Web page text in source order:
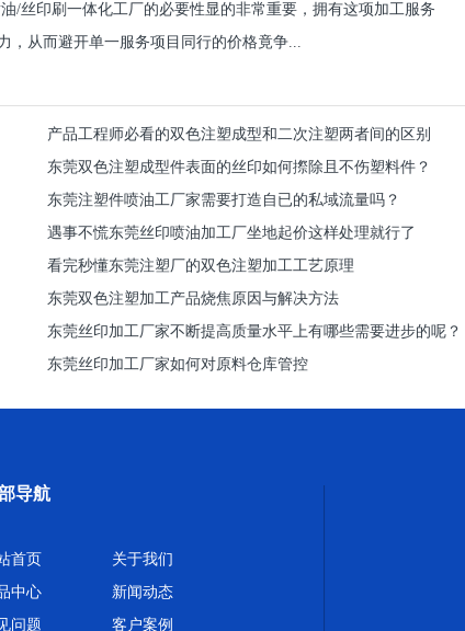
/丝印刷一体化工厂的必要性显的非常重要，拥有这项加工服务
，从而避开单一服务项目同行的价格竟争...
产品工程师必看的双色注塑成型和二次注塑两者间的区别
东莞双色注塑成型件表面的丝印如何摖除且不伤塑料件？
东莞注塑件喷油​工厂家需要打造自已的私域流量吗？
遇事不慌东莞丝印喷油加工厂坐地起价这样处理就行了
看完秒懂东莞注塑厂的双色注塑加工工艺原理
东莞双色注塑加工产品烧焦原因与解决方法
东莞丝印加工厂家不断提高质量水平上有哪些需要进步的呢？
东莞丝印加工厂家如何对原料仓库管控
导航
首页
关于我们
中心
新闻动态
问题
客户案例